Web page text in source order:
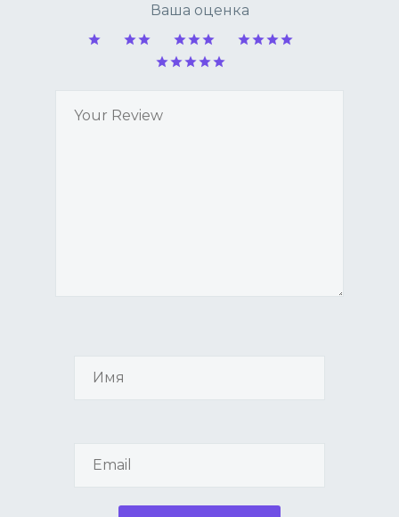
Ваша оценка
3